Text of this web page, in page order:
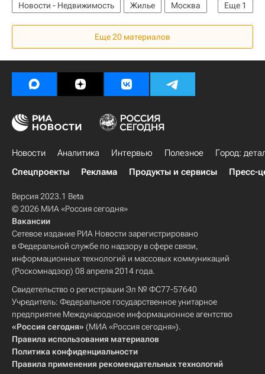
Еще 1
Новости - Недвижимость Жилье
Москва
Россия
Еще 20 материалов
Новости Аналитика Интервью Полезное
Город:
Спецпроекты
Реклама Продукты и сервисы Пресс-
Версия 2023.1 Beta
© 2026 МИА «Россия сегодня»
Вакансии
Сетевое издание РИА Новости зарегистрировано
в Федеральной службе по надзору в сфере связи,
информационных технологий и массовых коммуникаций
(Роскомнадзор) 08 апреля 2014 года.
Свидетельство о регистрации Эл № ФС77-57640
Учредитель: Федеральное государственное унитарное
предприятие Международное информационное агентство
«Россия сегодня» (МИА «Россия сегодня»).
Правила использования материалов
Политика конфиденциальности
Правила применения рекомендательных технологий